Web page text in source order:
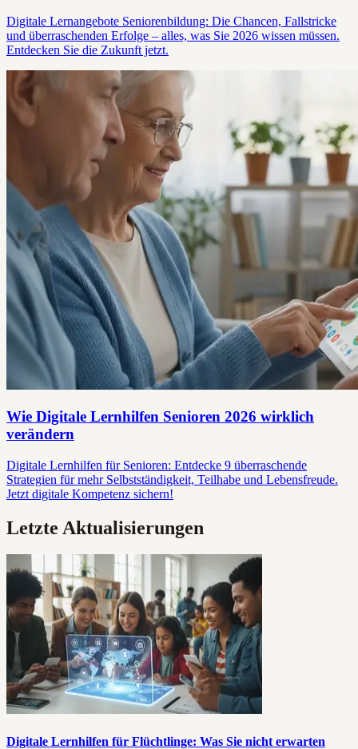
Digitale Lernangebote Seniorenbildung: Die Chancen, Fallstricke
und überraschenden Erfolge – alles, was Sie 2026 wissen müssen.
Entdecken Sie die Zukunft jetzt.
Wie Digitale Lernhilfen Senioren 2026 wirklich
verändern
Digitale Lernhilfen für Senioren: Entdecke 9 überraschende
Strategien für mehr Selbstständigkeit, Teilhabe und Lebensfreude.
Jetzt digitale Kompetenz sichern!
Letzte Aktualisierungen
Digitale Lernhilfen für Flüchtlinge: Was Sie nicht erwarten